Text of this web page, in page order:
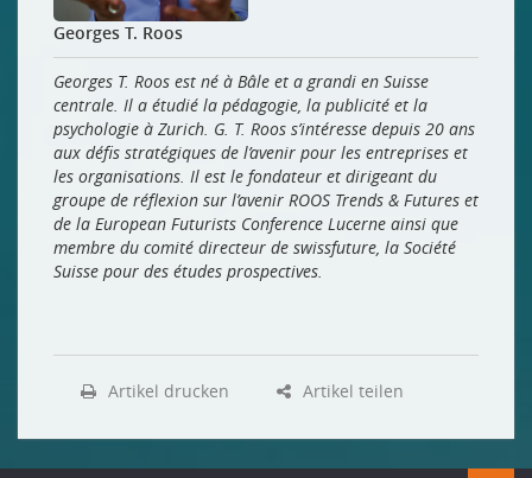
Georges T. Roos
Georges T. Roos est né à Bâle et a grandi en Suisse
centrale. Il a étudié la pédagogie, la publicité et la
psychologie à Zurich. G. T. Roos s’intéresse depuis 20 ans
aux défis stratégiques de l’avenir pour les entreprises et
les organisations. Il est le fondateur et dirigeant du
groupe de réflexion sur l’avenir ROOS Trends & Futures et
de la European Futurists Conference Lucerne ainsi que
membre du comité directeur de swissfuture, la Société
Suisse pour des études prospectives.
Artikel drucken Artikel teilen